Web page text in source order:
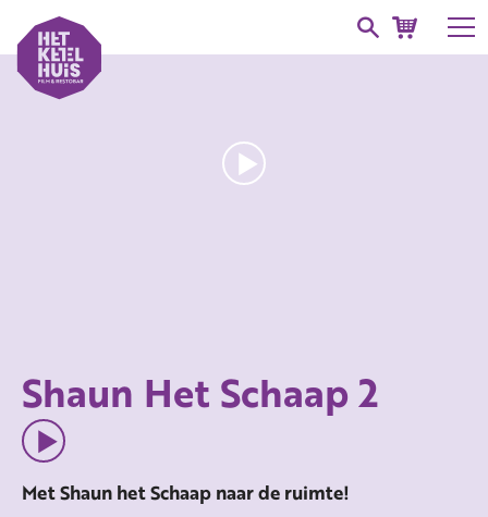
Shaun Het Schaap 2
Met Shaun het Schaap naar de ruimte!